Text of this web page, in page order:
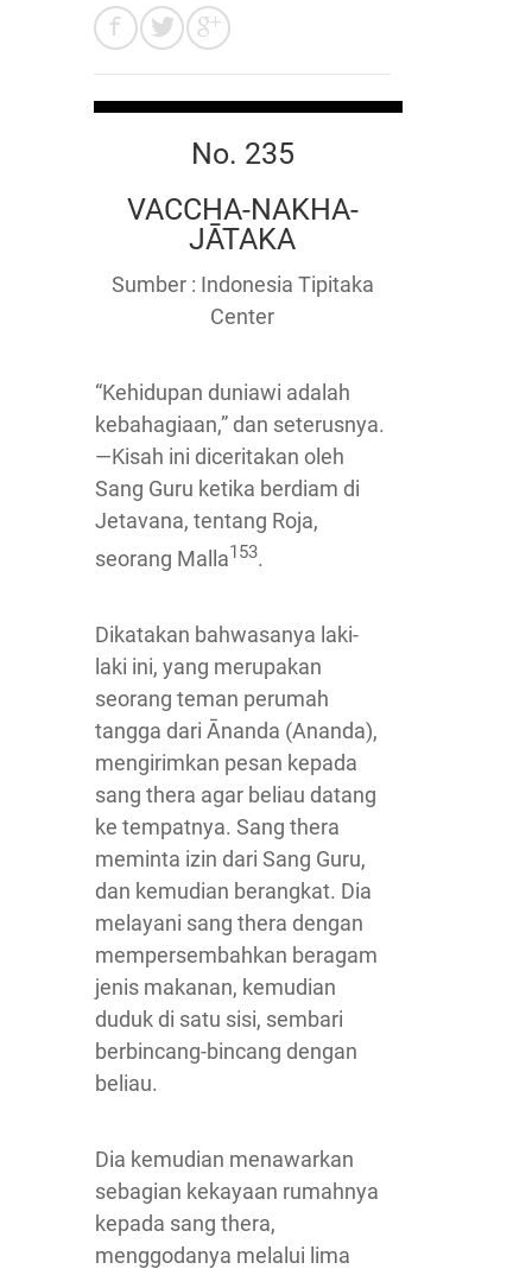
No. 235
VACCHA-NAKHA-
JĀTAKA
Sumber : Indonesia Tipitaka
Center
“Kehidupan duniawi adalah
kebahagiaan,” dan seterusnya.
—Kisah ini diceritakan oleh
Sang Guru ketika berdiam di
Jetavana, tentang Roja,
seorang Malla153.
Dikatakan bahwasanya laki-
laki ini, yang merupakan
seorang teman perumah
tangga dari Ānanda (Ananda),
mengirimkan pesan kepada
sang thera agar beliau datang
ke tempatnya. Sang thera
meminta izin dari Sang Guru,
dan kemudian berangkat. Dia
melayani sang thera dengan
mempersembahkan beragam
jenis makanan, kemudian
duduk di satu sisi, sembari
berbincang-bincang dengan
beliau.
Dia kemudian menawarkan
sebagian kekayaan rumahnya
kepada sang thera,
menggodanya melalui lima